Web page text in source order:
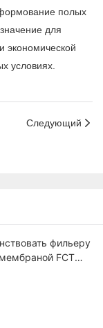
полых
для
экономической
условиях.
Следующий
фильеру
FCT